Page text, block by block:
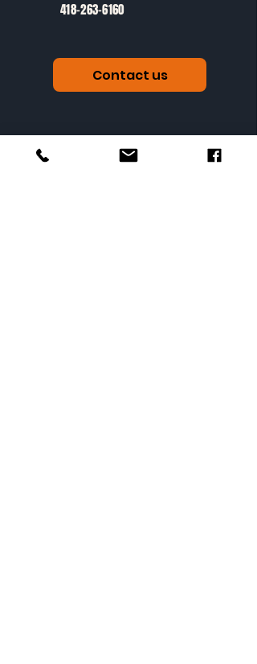
418-263-6160
Contact us
Information